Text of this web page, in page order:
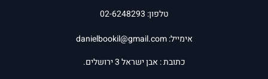
טלפון: 02-6248293
אימייל:danielbookil@gmail.com
כתובת : אבן ישראל 3 ירושלים.